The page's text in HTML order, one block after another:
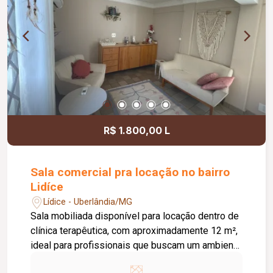
R$ 1.800,00 L
Sala comercial pra locação no bairro
Lidíce
Lídice - Uberlândia/MG
Sala mobiliada disponível para locação dentro de
clínica terapêutica, com aproximadamente 12 m²,
ideal para profissionais que buscam um ambiente